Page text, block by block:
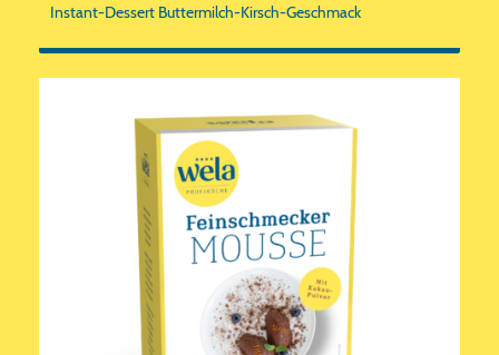
Instant-Dessert Buttermilch-Kirsch-Geschmack